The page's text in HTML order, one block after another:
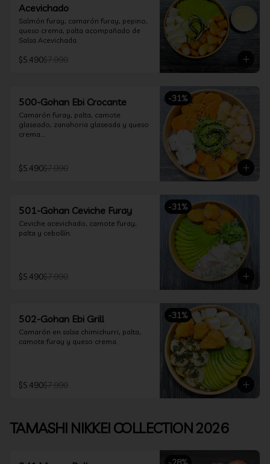
Acevichado
Salmón furay, camarón furay, pepino,
queso crema, palta acompañado de
Salsa Acevichada.
$5.490$7.990
-31%
500-Gohan Ebi Crocante
Camarón furay, palta, camote
glaseado, zanahoria glaseada y queso
crema.
$5.490$7.990
-31%
501-Gohan Ceviche Furay
Ceviche acevichado, camote furay,
palta y cebollín.
$5.490$7.990
-31%
502-Gohan Ebi Grill
Camarón en salsa chimichurri, palta,
camote furay y queso crema.
$5.490$7.990
TAMASHI NIKKEI COLLECTION 2026